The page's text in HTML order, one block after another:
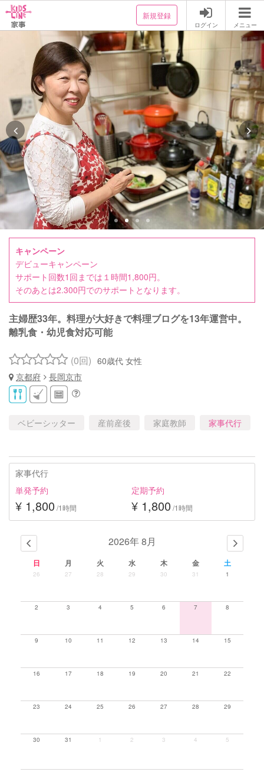
新規登録
ログイン メニュー
キャンペーン
デビューキャンペーン
サポート回数1回までは１時間1,800円。
そのあとは2.300円でのサポートとなります。
主婦歴33年。料理が大好きで料理ブログを13年運営中。
離乳食・幼児食対応可能
(0回) 60歳代 女性
京都府
長岡京市
ベビーシッター 産前産後 家庭教師 家事代行
家事代行
単発予約
¥ 1,800 /1時間
定期予約
¥ 1,800 /1時間
2026年 8月
日 月 火 水 木 金 土
26 27 28 29 30 31 1
2 3 4 5 6 7 8
9 10 11 12 13 14 15
16 17 18 19 20 21 22
23 24 25 26 27 28 29
30 31 1 2 3 4 5